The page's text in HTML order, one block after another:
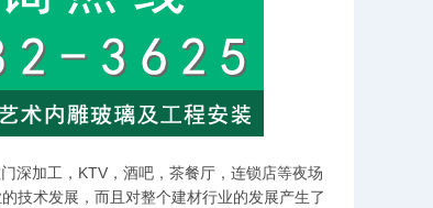
深加工，KTV，酒吧，茶餐厅，连锁店等夜场
技术发展，而且对整个建材行业的发展产生了